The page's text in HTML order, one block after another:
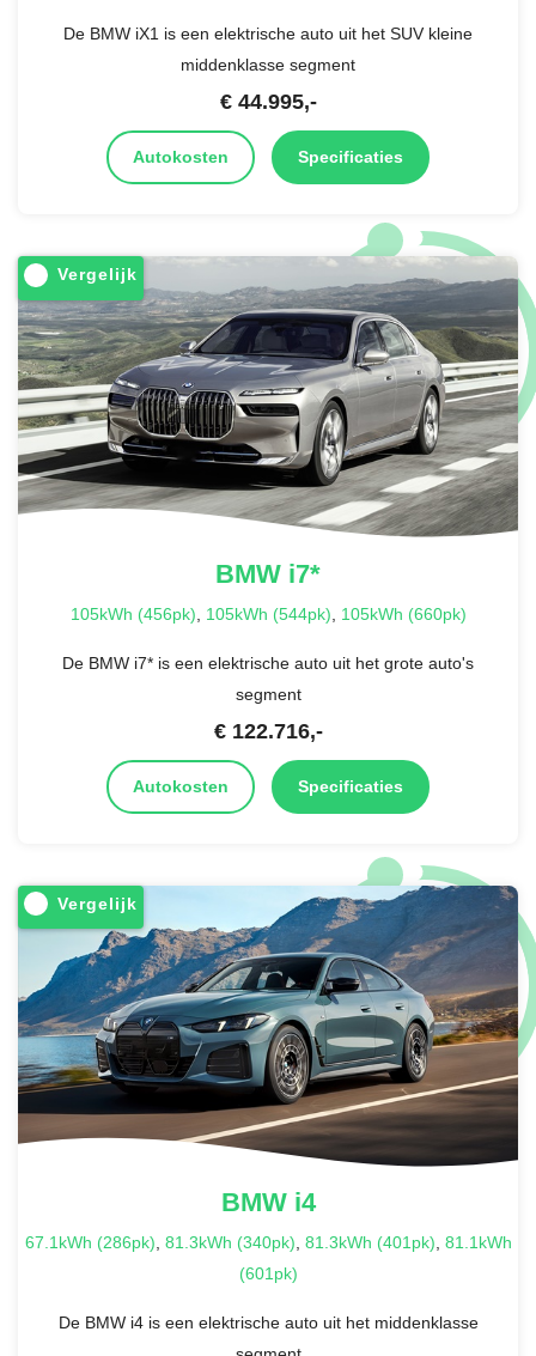
De BMW iX1 is een elektrische auto uit het SUV kleine
middenklasse segment
€ 44.995,-
Autokosten Specificaties
Vergelijk
BMW i7*
105kWh (456pk), 105kWh (544pk), 105kWh (660pk)
De BMW i7* is een elektrische auto uit het grote auto's
segment
€ 122.716,-
Autokosten Specificaties
Vergelijk
BMWi4
67.1kWh (286pk), 81.3kWh (340pk), 81.3kWh (401pk), 81.1kWh
(601pk)
De BMW i4 is een elektrische auto uit het middenklasse